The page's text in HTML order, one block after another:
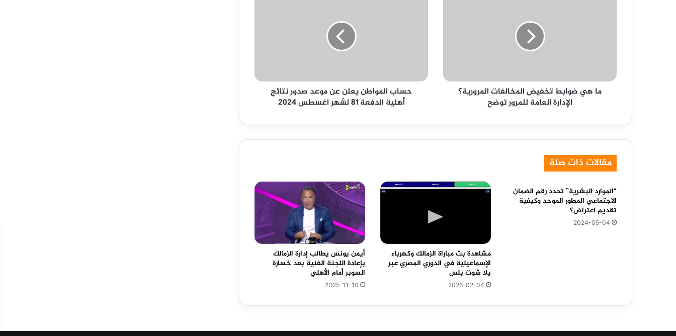
للمرور
ما هي ضوابط تخفيض المخالفات المرورية؟
الإدارة العامة للمرور توضح
الدفعة
2024
حساب المواطن يعلن عن موعد صدور نتائج
أهلية الدفعة 81 لشهر اغسطس 2024
مقالات ذات صلة
“الموارد البشرية” تحدد رقم الضمان
الاجتماعي المطور الموحد وكيفية
تقديم اعتراض؟
2024-05-04
مشاهدة بث مباراة الزمالك وكهرباء
الإسماعيلية في الدوري المصري عبر
يلا شوت بلس
2026-02-04
أيمن يونس يطالب إدارة الزمالك
بإعادة اللجنة الفنية بعد خسارة
السوبر أمام الأهلي
2025-11-10